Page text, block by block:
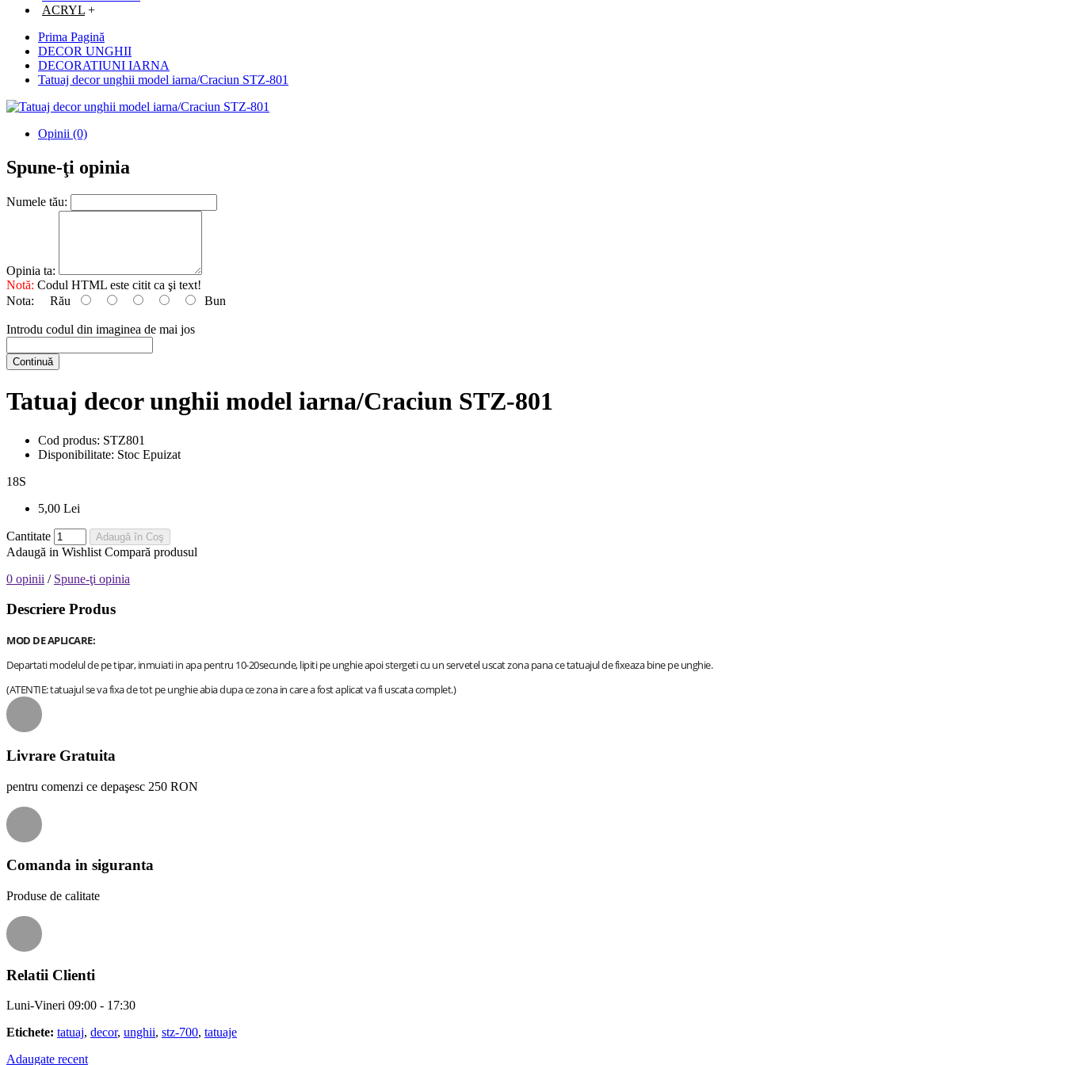
ACRYL +
Prima Pagină
DECOR UNGHII
DECORATIUNI IARNA
Tatuaj decor unghii model iarna/Craciun STZ-801
Opinii (0)
Spune-ţi opinia
Numele tău:
Opinia ta:
Notă: Codul HTML este citit ca şi text!
Nota: Rău Bun
Introdu codul din imaginea de mai jos
Continuă
Tatuaj decor unghii model iarna/Craciun STZ-801
Cod produs: STZ801
Disponibilitate: Stoc Epuizat
18S
5,00 Lei
Cantitate Adaugă în Coş
Adaugă in Wishlist Compară produsul
0 opinii / Spune-ţi opinia
Descriere Produs
MOD DE APLICARE:
Departati modelul de pe tipar, inmuiati in apa pentru 10-20secunde, lipiti pe unghie apoi stergeti cu un servetel uscat zona pana ce tatuajul de fixeaza bine pe unghie.
(ATENTIE: tatuajul se va fixa de tot pe unghie abia dupa ce zona in care a fost aplicat va fi uscata complet.)
Livrare Gratuita
pentru comenzi ce depaşesc 250 RON
Comanda in siguranta
Produse de calitate
Relatii Clienti
Luni-Vineri 09:00 - 17:30
Etichete: tatuaj, decor, unghii, stz-700, tatuaje
Adaugate recent